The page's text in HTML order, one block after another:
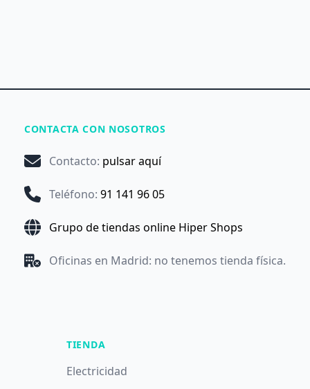
CONTACTA CON NOSOTROS
Contacto: pulsar aquí
Teléfono: 91 141 96 05
Grupo de tiendas online Hiper Shops
Oficinas en Madrid: no tenemos tienda física.
TIENDA
Electricidad